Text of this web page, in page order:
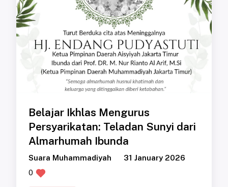
Belajar Ikhlas Mengurus
Persyarikatan: Teladan Sunyi dari
Almarhumah Ibunda
Suara Muhammadiyah
31 January 2026
0